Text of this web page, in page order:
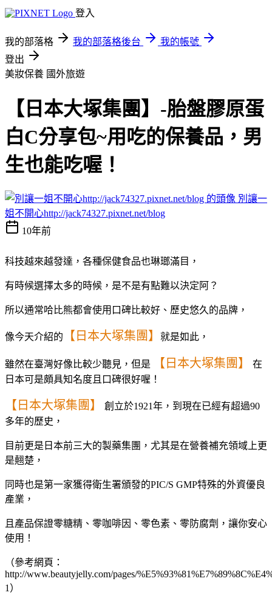
登入
我的部落格 我的部落格後台
我的帳號
登出
美妝保養 國外旅遊
【日本大塚集團】-胎盤膠原蛋
白C分享包~用吃的保養品，男
生也能吃喔！
別讓一
姐不開心http://jack74327.pixnet.net/blog
10年前
科技越來越發達，各種保健食品也琳瑯滿目，
有時候選擇太多的時候，是不是有點難以決定阿？
所以通常哈比熊都會使用口碑比較好、歷史悠久的品牌，
像今天介紹的 【日本大塚集團】 就是如此，
雖然在臺灣好像比較少聽見，但是 【日本大塚集團】
在
日本可是頗具知名度且口碑很好喔！
【日本大塚集團】
創立於1921年，到現在已經有超過90
多年的歷史，
目前更是日本前三大的製藥集團，尤其是在營養補充領域上更
是翹楚，
同時也是第一家獲得衛生署頒發的PIC/S GMP特殊的外資優良
產業，
且產品保證零糖精、零咖啡因、零色素、零防腐劑，讓你安心
使用！
（參考網頁：
http://www.beautyjelly.com/pages/
1）